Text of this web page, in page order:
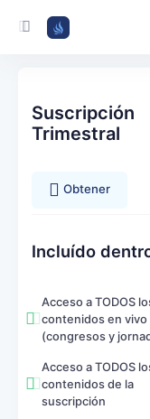
Suscripción
Trimestral
Obtener
Incluído
Acceso a TODOS
contenidos en vivo
(congresos y
Acceso a TODOS
contenidos de la
suscripción